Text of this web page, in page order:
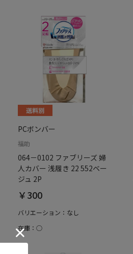
PCボンバー
福助
064－0102 ファブリーズ 婦
人カバー 浅履き 22 552ベー
ジュ 2P
￥300
バリエーション：なし
在庫：○